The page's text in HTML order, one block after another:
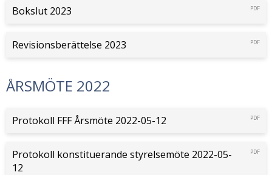
Bokslut 2023 PDF
Revisionsberättelse 2023 PDF
ÅRSMÖTE 2022
Protokoll FFF Årsmöte 2022-05-12 PDF
Protokoll konstituerande styrelsemöte 2022-05-
12
PDF